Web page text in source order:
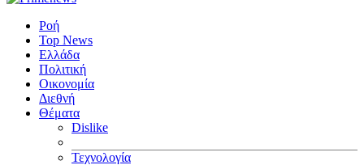
Ροή
Top News
Ελλάδα
Πολιτική
Οικονομία
Διεθνή
Θέματα
Dislike
Τεχνολογία